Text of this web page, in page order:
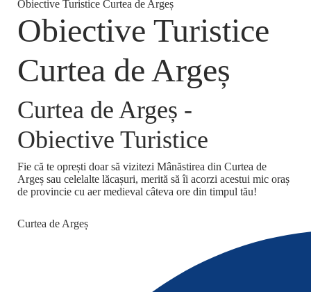
Obiective Turistice Curtea de Argeș
Obiective Turistice
Curtea de Argeș
Curtea de Argeș -
Obiective Turistice
Fie că te oprești doar să vizitezi Mânăstirea din Curtea de
Argeș sau celelalte lăcașuri, merită să îi acorzi acestui mic oraș
de provincie cu aer medieval câteva ore din timpul tău!
Curtea de Argeș